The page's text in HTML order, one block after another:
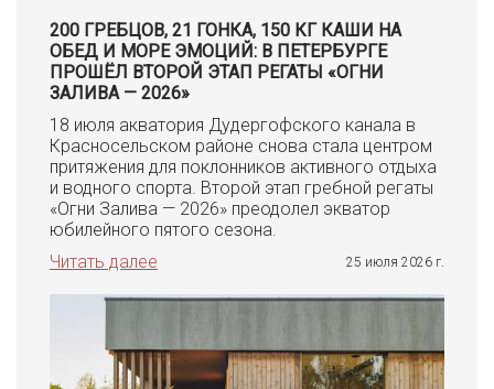
200 ГРЕБЦОВ, 21 ГОНКА, 150 КГ КАШИ НА
ОБЕД И МОРЕ ЭМОЦИЙ: В ПЕТЕРБУРГЕ
ПРОШЁЛ ВТОРОЙ ЭТАП РЕГАТЫ «ОГНИ
ЗАЛИВА — 2026»
18 июля акватория Дудергофского канала в
Красносельском районе снова стала центром
притяжения для поклонников активного отдыха
и водного спорта. Второй этап гребной регаты
«Огни Залива — 2026» преодолел экватор
юбилейного пятого сезона.
Читать далее
25 июля 2026 г.